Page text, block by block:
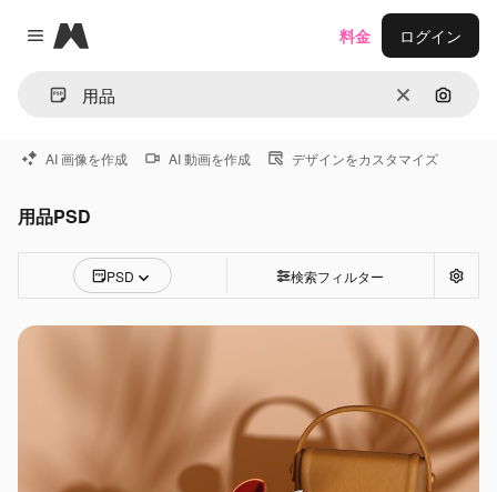
Close menu
Magnific
消去 画像で
料金 ログイン
AI 画像を作成 AI 動画を作成 デザインをカスタマイズ
用品PSD
PSD 検索フィルター